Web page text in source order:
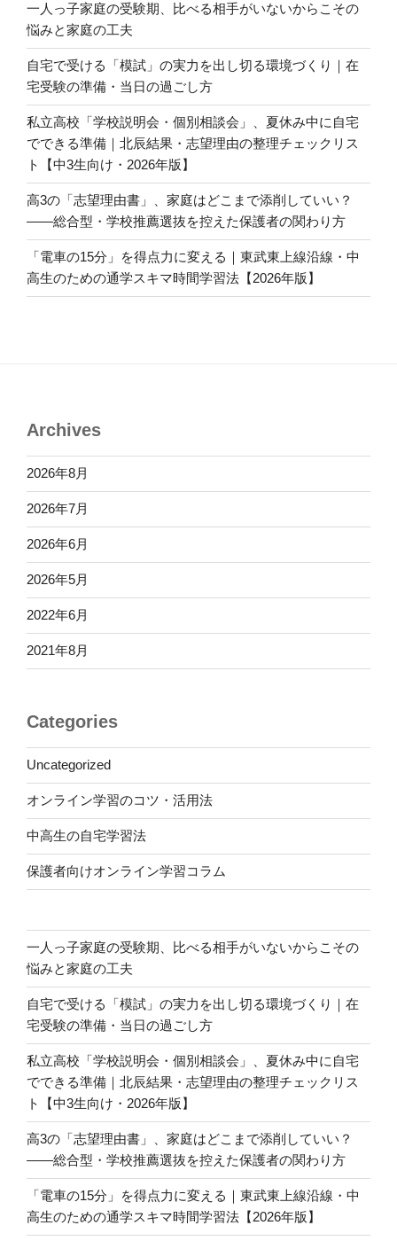
一人っ子家庭の受験期、比べる相手がいないからこその
悩みと家庭の工夫
自宅で受ける「模試」の実力を出し切る環境づくり｜在
宅受験の準備・当日の過ごし方
私立高校「学校説明会・個別相談会」、夏休み中に自宅
でできる準備｜北辰結果・志望理由の整理チェックリス
ト【中3生向け・2026年版】
高3の「志望理由書」、家庭はどこまで添削していい？
――総合型・学校推薦選抜を控えた保護者の関わり方
「電車の15分」を得点力に変える｜東武東上線沿線・中
高生のための通学スキマ時間学習法【2026年版】
Archives
2026年8月
2026年7月
2026年6月
2026年5月
2022年6月
2021年8月
Categories
Uncategorized
オンライン学習のコツ・活用法
中高生の自宅学習法
保護者向けオンライン学習コラム
一人っ子家庭の受験期、比べる相手がいないからこその
悩みと家庭の工夫
自宅で受ける「模試」の実力を出し切る環境づくり｜在
宅受験の準備・当日の過ごし方
私立高校「学校説明会・個別相談会」、夏休み中に自宅
でできる準備｜北辰結果・志望理由の整理チェックリス
ト【中3生向け・2026年版】
高3の「志望理由書」、家庭はどこまで添削していい？
――総合型・学校推薦選抜を控えた保護者の関わり方
「電車の15分」を得点力に変える｜東武東上線沿線・中
高生のための通学スキマ時間学習法【2026年版】